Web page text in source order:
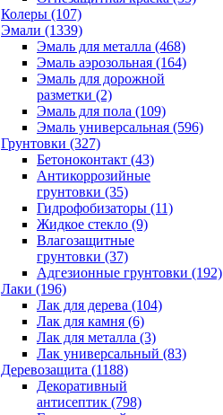
Колеры (107)
Эмали (1339)
Эмаль для металла (468)
Эмаль аэрозольная (164)
Эмаль для дорожной
разметки (2)
Эмаль для пола (109)
Эмаль универсальная (596)
Грунтовки (327)
Бетоноконтакт (43)
Антикоррозийные
грунтовки (35)
Гидрофобизаторы (11)
Жидкое стекло (9)
Влагозащитные
грунтовки (37)
Адгезионные грунтовки (192)
Лаки (196)
Лак для дерева (104)
Лак для камня (6)
Лак для металла (3)
Лак универсальный (83)
Деревозащита (1188)
Декоративный
антисептик (798)